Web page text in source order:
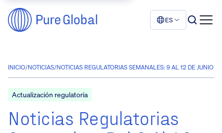
ES
INICIO/NOTICIAS/NOTICIAS REGULATORIAS SEMANALES: 9 AL 12 DE JUNIO
Actualización regulatoria
Noticias Regulatorias